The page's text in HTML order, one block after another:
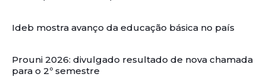
Ideb mostra avanço da educação básica no país
Prouni 2026: divulgado resultado de nova chamada
para o 2º semestre